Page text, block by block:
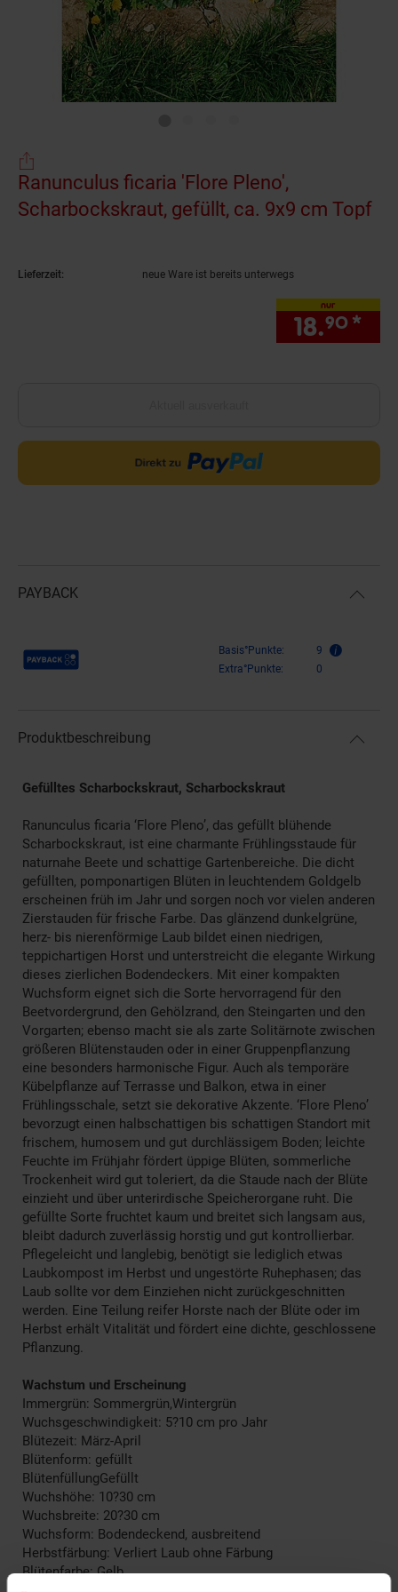
Ranunculus ficaria 'Flore Pleno',
Scharbockskraut, gefüllt, ca. 9x9 cm Topf
Lieferzeit: neue Ware ist bereits unterwegs
nur
18.90 *
PAYBACK
Payback Punkte Basis°Punkte:
9
Extra°Punkte:
0
Produktbeschreibung
Gefülltes Scharbockskraut, Scharbockskraut
Ranunculus ficaria ‘Flore Pleno’, das gefüllt blühende
Scharbockskraut, ist eine charmante Frühlingsstaude für
naturnahe Beete und schattige Gartenbereiche. Die dicht
gefüllten, pomponartigen Blüten in leuchtendem Goldgelb
erscheinen früh im Jahr und sorgen noch vor vielen anderen
Zierstauden für frische Farbe. Das glänzend dunkelgrüne,
herz- bis nierenförmige Laub bildet einen niedrigen,
teppichartigen Horst und unterstreicht die elegante Wirkung
dieses zierlichen Bodendeckers. Mit einer kompakten
Wuchsform eignet sich die Sorte hervorragend für den
Beetvordergrund, den Gehölzrand, den Steingarten und den
Vorgarten; ebenso macht sie als zarte Solitärnote zwischen
größeren Blütenstauden oder in einer Gruppenpflanzung
eine besonders harmonische Figur. Auch als temporäre
Kübelpflanze auf Terrasse und Balkon, etwa in einer
Frühlingsschale, setzt sie dekorative Akzente. ‘Flore Pleno’
bevorzugt einen halbschattigen bis schattigen Standort mit
frischem, humosem und gut durchlässigem Boden; leichte
Feuchte im Frühjahr fördert üppige Blüten, sommerliche
Trockenheit wird gut toleriert, da die Staude nach der Blüte
einzieht und über unterirdische Speicherorgane ruht. Die
gefüllte Sorte fruchtet kaum und breitet sich langsam aus,
bleibt dadurch zuverlässig horstig und gut kontrollierbar.
Pflegeleicht und langlebig, benötigt sie lediglich etwas
Laubkompost im Herbst und ungestörte Ruhephasen; das
Laub sollte vor dem Einziehen nicht zurückgeschnitten
werden. Eine Teilung reifer Horste nach der Blüte oder im
Herbst erhält Vitalität und fördert eine dichte, geschlossene
Pflanzung.
Wachstum und Erscheinung
Immergrün: Sommergrün,Wintergrün
Wuchsgeschwindigkeit: 5?10 cm pro Jahr
Blütezeit: März-April
Blütenform: gefüllt
BlütenfüllungGefüllt
Wuchshöhe: 10?30 cm
Wuchsbreite: 20?30 cm
Wuchsform: Bodendeckend, ausbreitend
Herbstfärbung: Verliert Laub ohne Färbung
Blütenfarbe: Gelb